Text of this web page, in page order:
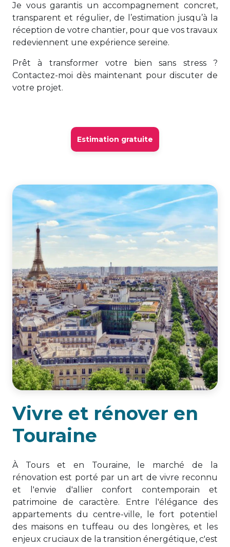
Je vous garantis un accompagnement concret,
transparent et régulier, de l’estimation jusqu’à la
réception de votre chantier, pour que vos travaux
redeviennent une expérience sereine.
Prêt à transformer votre bien sans stress ?
Contactez-moi dès maintenant pour discuter de
votre projet.
Estimation gratuite
Vivre et rénover en
Touraine
À Tours et en Touraine, le marché de la
rénovation est porté par un art de vivre reconnu
et l'envie d'allier confort contemporain et
patrimoine de caractère. Entre l'élégance des
appartements du centre-ville, le fort potentiel
des maisons en tuffeau ou des longères, et les
enjeux cruciaux de la transition énergétique, c'est